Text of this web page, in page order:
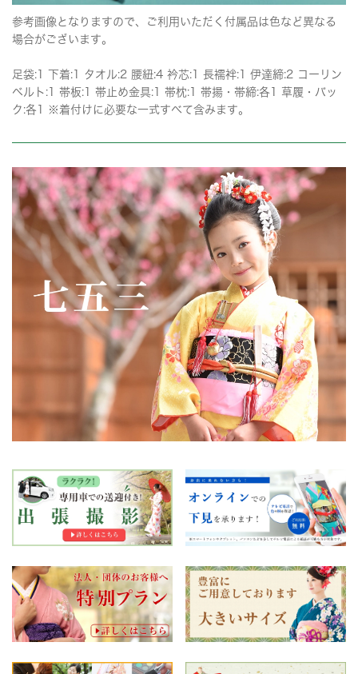
参考画像となりますので、ご利用いただく付属品は色など異なる
場合がございます。
足袋:1 下着:1 タオル:2 腰紐:4 衿芯:1 長襦袢:1 伊達締:2 コーリン
ベルト:1 帯板:1 帯止め金具:1 帯枕:1 帯揚・帯締:各1 草履・バッ
ク:各1 ※着付けに必要な一式すべて含みます。